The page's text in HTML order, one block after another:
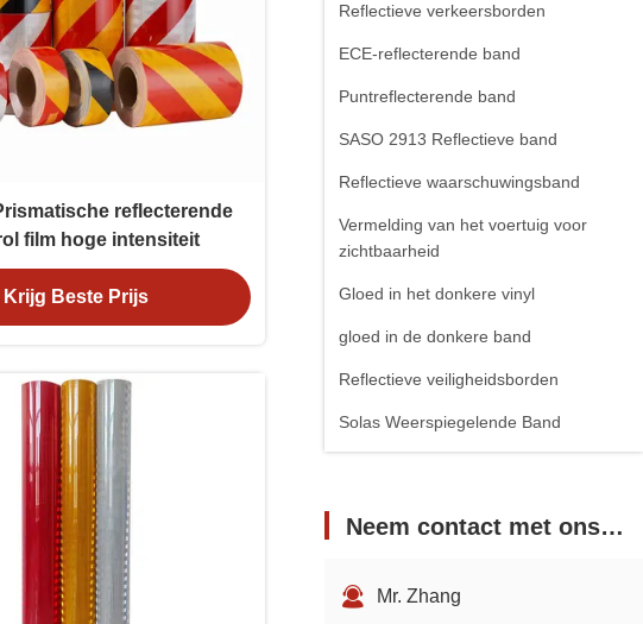
Reflectieve verkeersborden
ECE-reflecterende band
Puntreflecterende band
SASO 2913 Reflectieve band
Reflectieve waarschuwingsband
Vermelding van het voertuig voor
zichtbaarheid
Gloed in het donkere vinyl
gloed in de donkere band
Reflectieve veiligheidsborden
Solas Weerspiegelende Band
Neem contact met ons op
Mr. Zhang
reflecterende
film hoge intensiteit
Krijg Beste Prijs